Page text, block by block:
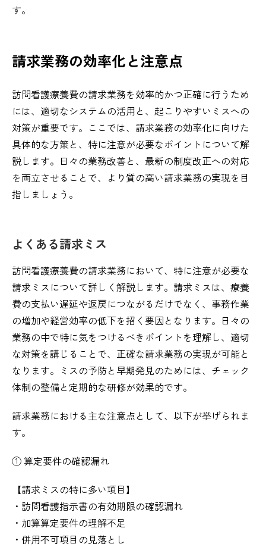
す。
請求業務の効率化と注意点
訪問看護療養費の請求業務を効率的かつ正確に行うため
には、適切なシステムの活用と、起こりやすいミスへの
対策が重要です。ここでは、請求業務の効率化に向けた
具体的な方策と、特に注意が必要なポイントについて解
説します。日々の業務改善と、最新の制度改正への対応
を両立させることで、より質の高い請求業務の実現を目
指しましょう。
よくある請求ミス
訪問看護療養費の請求業務において、特に注意が必要な
請求ミスについて詳しく解説します。請求ミスは、療養
費の支払い遅延や返戻につながるだけでなく、事務作業
の増加や経営効率の低下を招く要因となります。日々の
業務の中で特に気をつけるべきポイントを理解し、適切
な対策を講じることで、正確な請求業務の実現が可能と
なります。ミスの予防と早期発見のためには、チェック
体制の整備と定期的な研修が効果的です。
請求業務における主な注意点として、以下が挙げられま
す。
① 算定要件の確認漏れ
【請求ミスの特に多い項目】
・訪問看護指示書の有効期限の確認漏れ
・加算算定要件の理解不足
・併用不可項目の見落とし